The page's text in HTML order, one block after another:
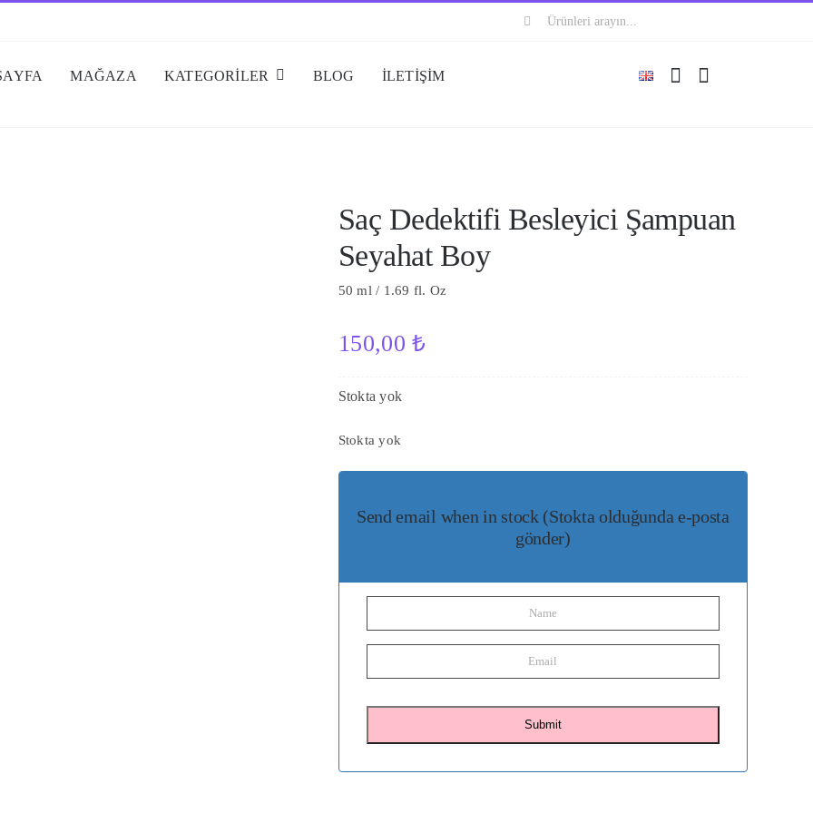
Ara:
MAĞAZA KATEGORİLER BLOG İLETİŞİM
Saç Dedektifi Besleyici Şampuan
Seyahat Boy
50 ml / 1.69 fl. Oz
150,00₺
Stokta yok
Stokta yok
Send email when in stock (Stokta olduğunda e-posta
gönder)
Submit